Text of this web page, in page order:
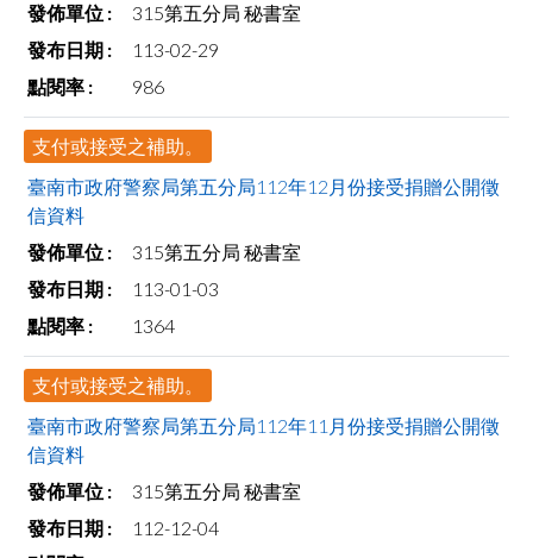
315第五分局 秘書室
113-02-29
986
支付或接受之補助。
臺南市政府警察局第五分局112年12月份接受捐贈公開徵
信資料
315第五分局 秘書室
113-01-03
1364
支付或接受之補助。
臺南市政府警察局第五分局112年11月份接受捐贈公開徵
信資料
315第五分局 秘書室
112-12-04